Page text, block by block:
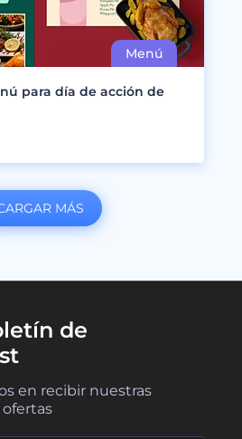
para día de acción de
MÁS
de
en recibir nuestras